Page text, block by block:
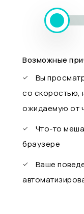
Возможные
Вы
со
ожидаемую от
Что-то
браузере
Ваше